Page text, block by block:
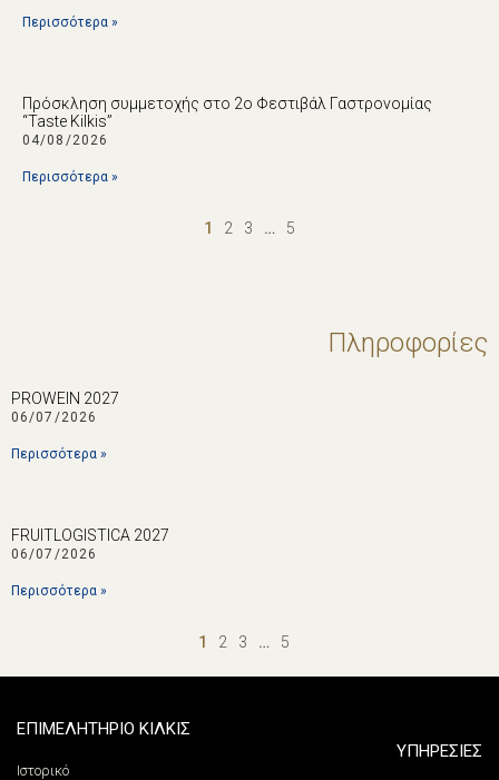
Περισσότερα »
Πρόσκληση συμμετοχής στο 2ο Φεστιβάλ Γαστρονομίας
“Taste Kilkis”
04/08/2026
Περισσότερα »
1 2 3 … 5
Πληροφορίες
PROWEIN 2027
06/07/2026
Περισσότερα »
FRUITLOGISTICA 2027
06/07/2026
Περισσότερα »
1 2 3 … 5
ΕΠΙΜΕΛΗΤΗΡΙΟ ΚΙΛΚΙΣ
Ιστορικό
ΥΠΗΡΕΣΙΕΣ